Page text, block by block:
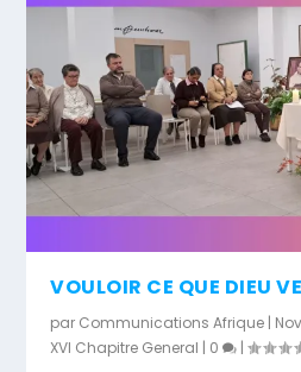
VOULOIR CE QUE DIEU
par Communications Afrique |
XVI Chapitre General | 0 |